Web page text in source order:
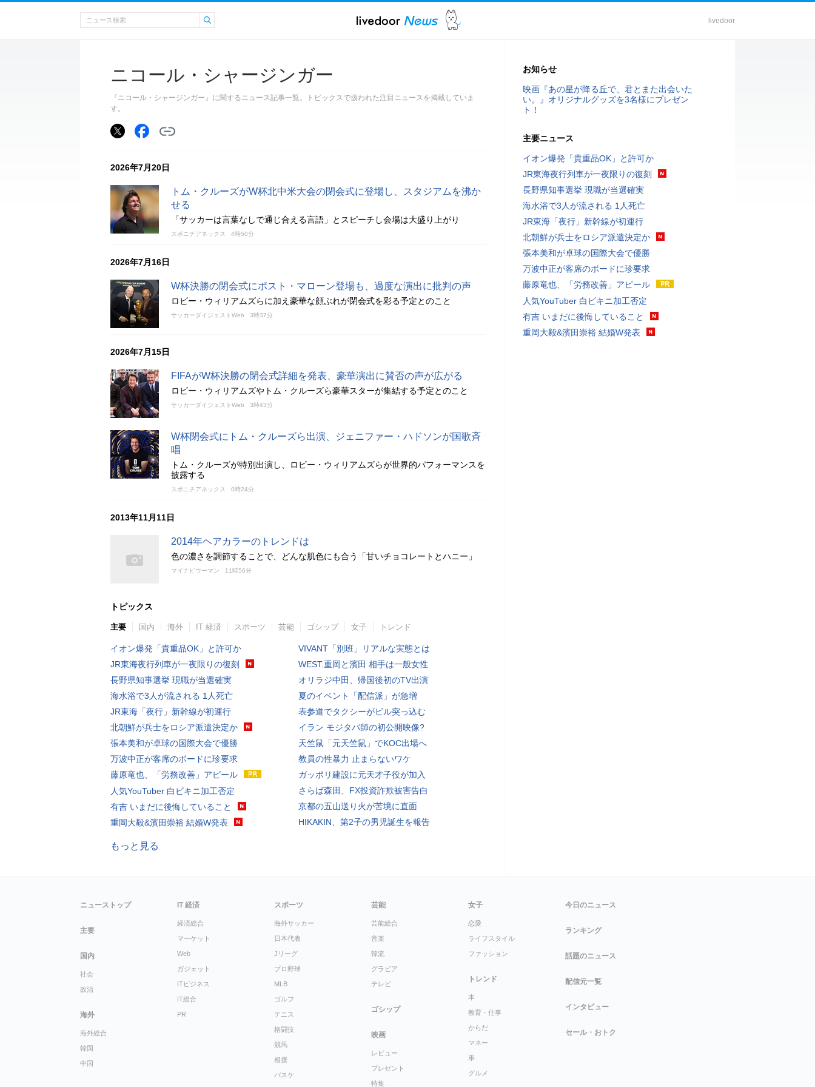
livedoor
ニコール・シャージンガー
『ニコール・シャージンガー』に関するニュース記事一覧。トピックスで扱われた注目ニュースを掲載していま
す。
2026年7月20日
トム・クルーズがW杯北中米大会の閉会式に登場し、スタジアムを沸か
せる
「サッカーは言葉なしで通じ合える言語」とスピーチし会場は大盛り上がり
スポニチアネックス 4時50分
2026年7月16日
W杯決勝の閉会式にポスト・マローン登場も、過度な演出に批判の声
ロビー・ウィリアムズらに加え豪華な顔ぶれが閉会式を彩る予定とのこと
サッカーダイジェストWeb 3時37分
2026年7月15日
FIFAがW杯決勝の閉会式詳細を発表、豪華演出に賛否の声が広がる
ロビー・ウィリアムズやトム・クルーズら豪華スターが集結する予定とのこと
サッカーダイジェストWeb 3時43分
W杯閉会式にトム・クルーズら出演、ジェニファー・ハドソンが国歌斉
唱
トム・クルーズが特別出演し、ロビー・ウィリアムズらが世界的パフォーマンスを
披露する
スポニチアネックス 0時24分
2013年11月11日
2014年ヘアカラーのトレンドは
色の濃さを調節することで、どんな肌色にも合う「甘いチョコレートとハニー」
マイナビウーマン 11時56分
トピックス
主要 国内 海外 IT 経済 スポーツ 芸能 ゴシップ 女子 トレンド
イオン爆発「貴重品OK」と許可か
JR東海夜行列車が一夜限りの復刻
長野県知事選挙 現職が当選確実
海水浴で3人が流される 1人死亡
JR東海「夜行」新幹線が初運行
北朝鮮が兵士をロシア派遣決定か
張本美和が卓球の国際大会で優勝
万波中正が客席のボードに珍要求
藤原竜也、「労務改善」アピール
人気YouTuber 白ビキニ加工否定
有吉 いまだに後悔していること
重岡大毅&濱田崇裕 結婚W発表
VIVANT「別班」リアルな実態とは
WEST.重岡と濱田 相手は一般女性
オリラジ中田、帰国後初のTV出演
夏のイベント「配信派」が急増
表参道でタクシーがビル突っ込む
イラン モジタバ師の初公開映像?
天竺鼠「元天竺鼠」でKOC出場へ
教員の性暴力 止まらないワケ
ガッポリ建設に元天才子役が加入
さらば森田、FX投資詐欺被害告白
京都の五山送り火が苦境に直面
HIKAKIN、第2子の男児誕生を報告
もっと見る
お知らせ
映画『あの星が降る丘で、君とまた出会いた
い。』オリジナルグッズを3名様にプレゼン
ト！
主要ニュース
イオン爆発「貴重品OK」と許可か
JR東海夜行列車が一夜限りの復刻
長野県知事選挙 現職が当選確実
海水浴で3人が流される 1人死亡
JR東海「夜行」新幹線が初運行
北朝鮮が兵士をロシア派遣決定か
張本美和が卓球の国際大会で優勝
万波中正が客席のボードに珍要求
藤原竜也、「労務改善」アピール
人気YouTuber 白ビキニ加工否定
有吉 いまだに後悔していること
重岡大毅&濱田崇裕 結婚W発表
ニューストップ
主要
国内
社会
政治
海外
海外総合
韓国
中国
IT 経済
経済総合
マーケット
Web
ガジェット
ITビジネス
IT総合
PR
スポーツ
海外サッカー
日本代表
Jリーグ
プロ野球
MLB
ゴルフ
テニス
格闘技
競馬
相撲
バスケ
芸能
芸能総合
音楽
韓流
グラビア
テレビ
ゴシップ
映画
レビュー
プレゼント
特集
女子
恋愛
ライフスタイル
ファッション
トレンド
本
教育・仕事
からだ
マネー
車
グルメ
今日のニュース
ランキング
話題のニュース
配信元一覧
インタビュー
セール・おトク